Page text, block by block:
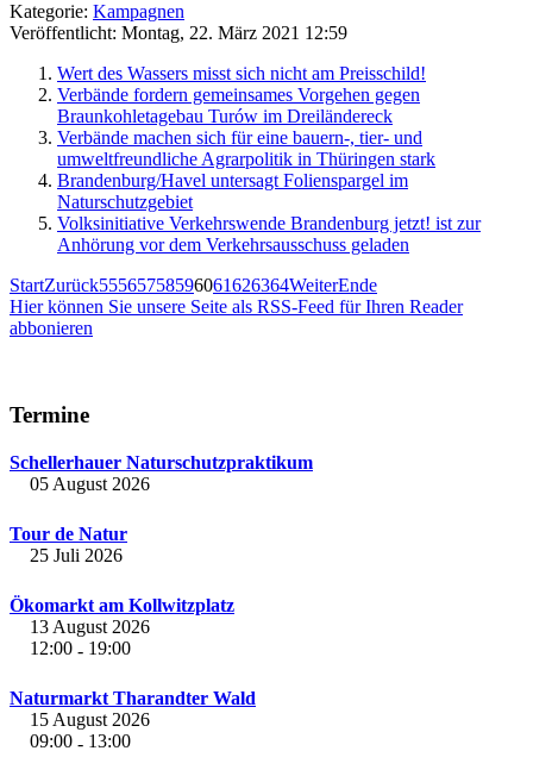
Kategorie: Kampagnen
Veröffentlicht: Montag, 22. März 2021 12:59
Wert des Wassers misst sich nicht am Preisschild!
Verbände fordern gemeinsames Vorgehen gegen
Braunkohletagebau Turów im Dreiländereck
Verbände machen sich für eine bauern-, tier- und
umweltfreundliche Agrarpolitik in Thüringen stark
Brandenburg/Havel untersagt Folienspargel im
Naturschutzgebiet
Volksinitiative Verkehrswende Brandenburg jetzt! ist zur
Anhörung vor dem Verkehrsausschuss geladen
StartZurück55565758596061626364WeiterEnde
Hier können Sie unsere Seite als RSS-Feed für Ihren Reader
abbonieren
Termine
Schellerhauer Naturschutzpraktikum
05 August 2026
Tour de Natur
25 Juli 2026
Ökomarkt am Kollwitzplatz
13 August 2026
12:00 - 19:00
Naturmarkt Tharandter Wald
15 August 2026
09:00 - 13:00